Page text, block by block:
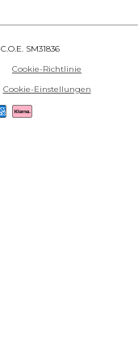
SM31836
Cookie-Richtlinie
Cookie-Einstellungen